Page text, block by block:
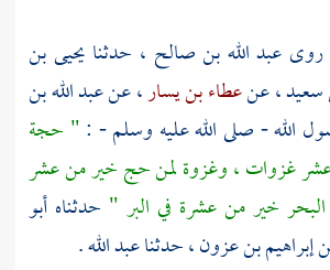
عبد الله بن صالح ، حدثنا يحيى بن
سعيد، عنعطاء بن يسار، عنعبد الله بن
الله - صلى الله عليه وسلم - :" حجة
غزوات ، وغزوة لمن حج خير من عشر
خير من عشرة في البر " حدثناه أبو
إبراهيم بن عزون، حدثناعبد الله.